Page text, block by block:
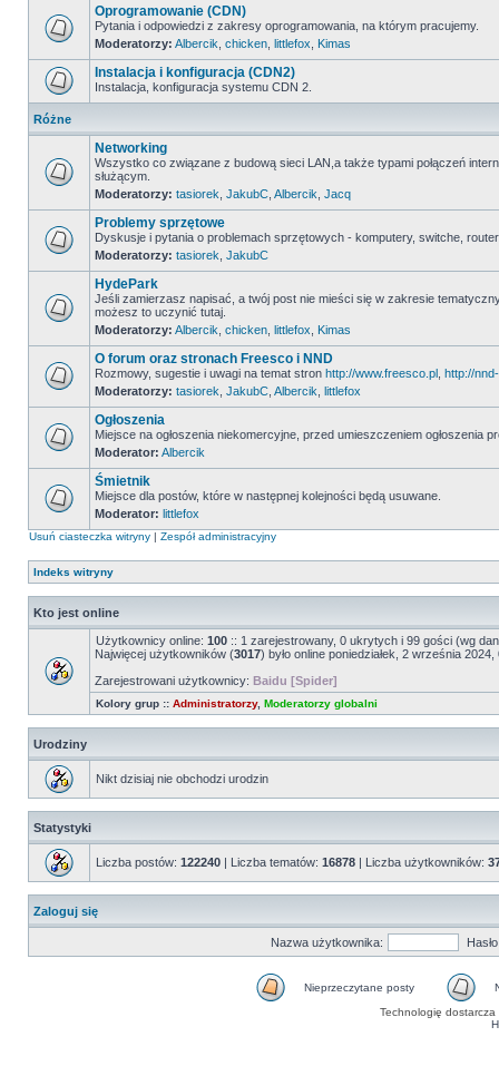
Oprogramowanie (CDN)
Pytania i odpowiedzi z zakresy oprogramowania, na którym pracujemy.
Moderatorzy: Albercik chicken littlefox Kimas
Instalacja i konfiguracja (CDN2)
Instalacja, konfiguracja systemu CDN 2.
Różne
Networking
Wszystko co związane z budową sieci LAN,a także typami połączeń
służącym.
Moderatorzy: tasiorek JakubC Albercik Jacq
Problemy sprzętowe
Dyskusje i pytania o problemach sprzętowych - komputery, switche,
Moderatorzy: tasiorek JakubC
HydePark
Jeśli zamierzasz napisać, a twój post nie mieści się w zakresie
możesz to uczynić tutaj.
Moderatorzy: Albercik chicken littlefox Kimas
O forum oraz stronach Freesco i NND
Rozmowy, sugestie i uwagi na temat stron http://www.freesco.pl http://
Moderatorzy: tasiorek JakubC Albercik littlefox
Ogłoszenia
Miejsce na ogłoszenia niekomercyjne, przed umieszczeniem ogłoszenia
Moderator: Albercik
Śmietnik
Miejsce dla postów, które w następnej kolejności będą usuwane.
Moderator: littlefox
Usuń ciasteczka witryny | Zespół administracyjny
Indeks witryny
Kto jest online
Użytkownicy online: 100 :: 1 zarejestrowany, 0 ukrytych i 99 gości (wg
Najwięcej użytkowników (3017) było online poniedziałek, 2 września 2024,
Zarejestrowani użytkownicy: Baidu [Spider]
Kolory grup :: Administratorzy, Moderatorzy globalni
Urodziny
Nikt dzisiaj nie obchodzi urodzin
Statystyki
Liczba postów: 122240 | Liczba tematów: 16878 | Liczba użytkowników:
Zaloguj się
Nazwa użytkownika:
Nieprzeczytane posty
Technologię dostarcza